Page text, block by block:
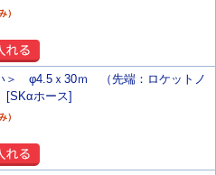
）
＞ φ4.5ｘ30ｍ （先端：ロケットノ
[SKαホース]
）